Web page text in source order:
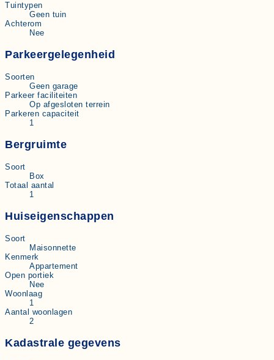
Tuintypen
Geen tuin
Achterom
Nee
Parkeergelegenheid
Soorten
Geen garage
Parkeer faciliteiten
Op afgesloten terrein
Parkeren capaciteit
1
Bergruimte
Soort
Box
Totaal aantal
1
Huiseigenschappen
Soort
Maisonnette
Kenmerk
Appartement
Open portiek
Nee
Woonlaag
1
Aantal woonlagen
2
Kadastrale gegevens